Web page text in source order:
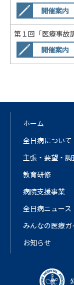
開催案内
第１回「医療事故
開催案内
ホーム
全日病について
主張・要望・
教育研修
病院支援事業
全日病ニュース
みんなの医療ガ
お知らせ